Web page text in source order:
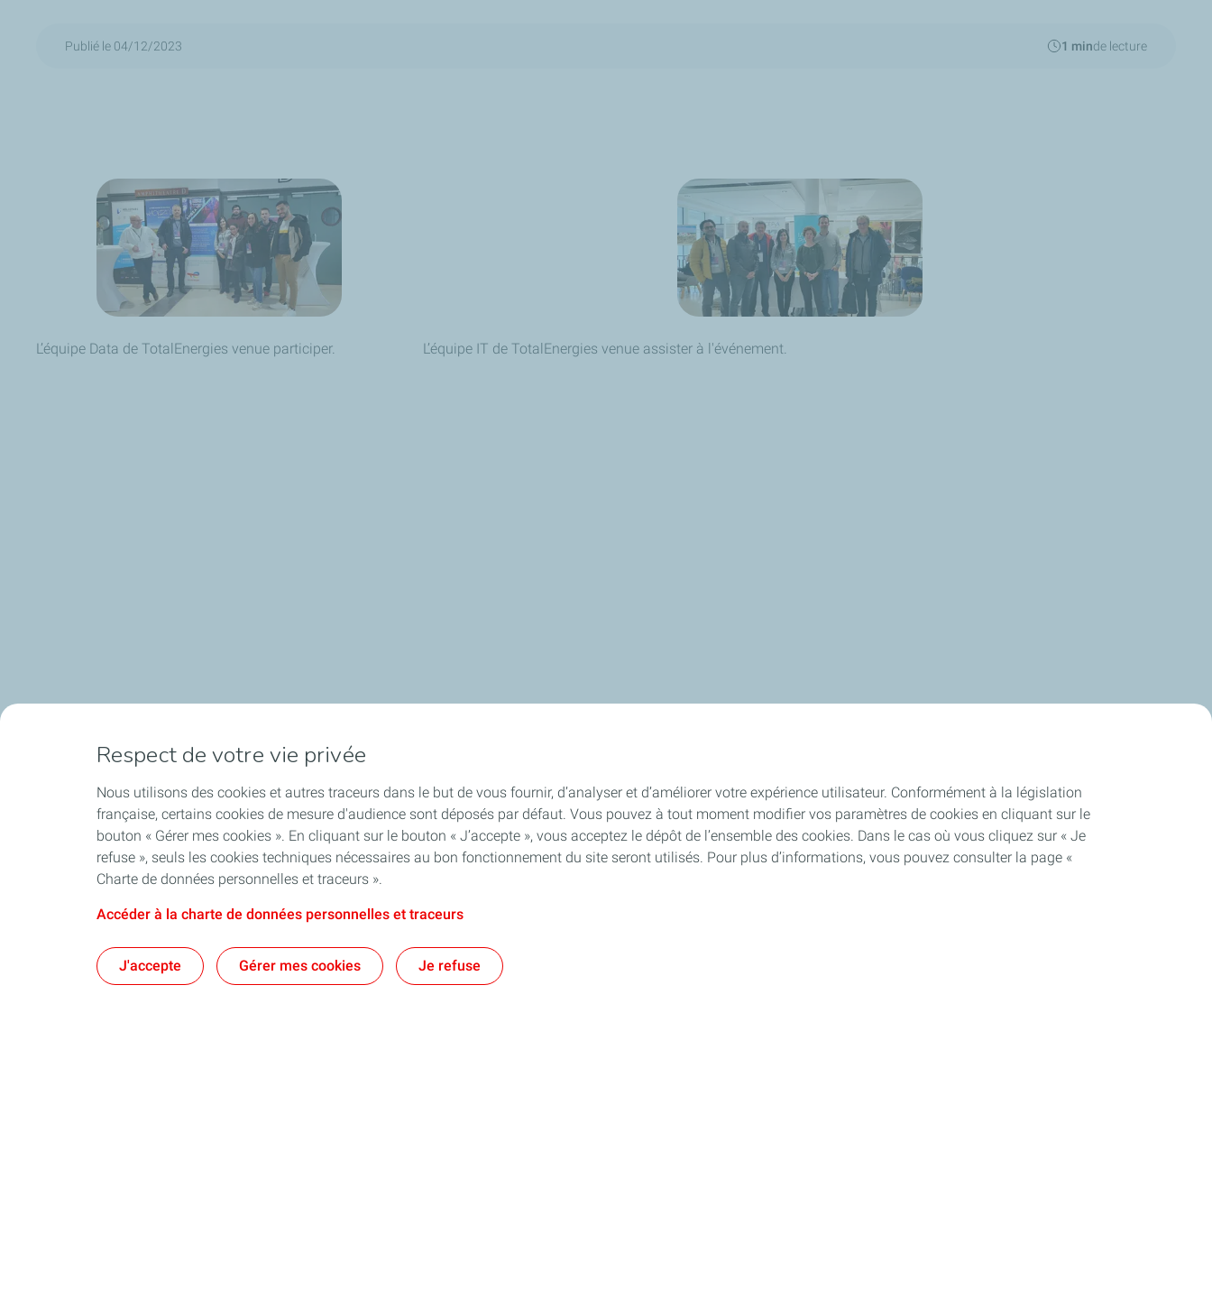
Publié le 04/12/2023 1 minde lecture
L’équipe Data de TotalEnergies venue participer. L’équipe IT de TotalEnergies venue assister à l'événement.
Respect de votre vie privée
Nous utilisons des cookies et autres traceurs dans le but de vous fournir, d’analyser et d’améliorer votre expérience utilisateur. Conformément à la législation
française, certains cookies de mesure d'audience sont déposés par défaut. Vous pouvez à tout moment modifier vos paramètres de cookies en cliquant sur le
bouton « Gérer mes cookies ». En cliquant sur le bouton « J’accepte », vous acceptez le dépôt de l’ensemble des cookies. Dans le cas où vous cliquez sur « Je
refuse », seuls les cookies techniques nécessaires au bon fonctionnement du site seront utilisés. Pour plus d’informations, vous pouvez consulter la page «
Charte de données personnelles et traceurs ».
Accéder à la charte de données personnelles et traceurs
J'accepte Gérer mes cookies Je refuse